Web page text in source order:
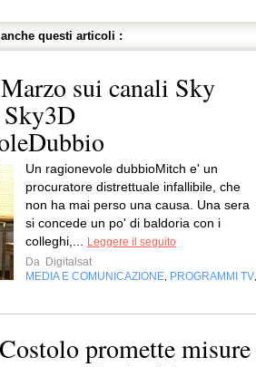
questi articoli :
sui canali Sky
Un ragionevole dubbioMitch e' un
procuratore distrettuale infallibile, che
non ha mai perso una causa. Una sera
si concede un po' di baldoria con i
colleghi,...
Leggere il seguito
Da Digitalsat
MEDIA E COMUNICAZIONE PROGRAMMI TV
promette misure